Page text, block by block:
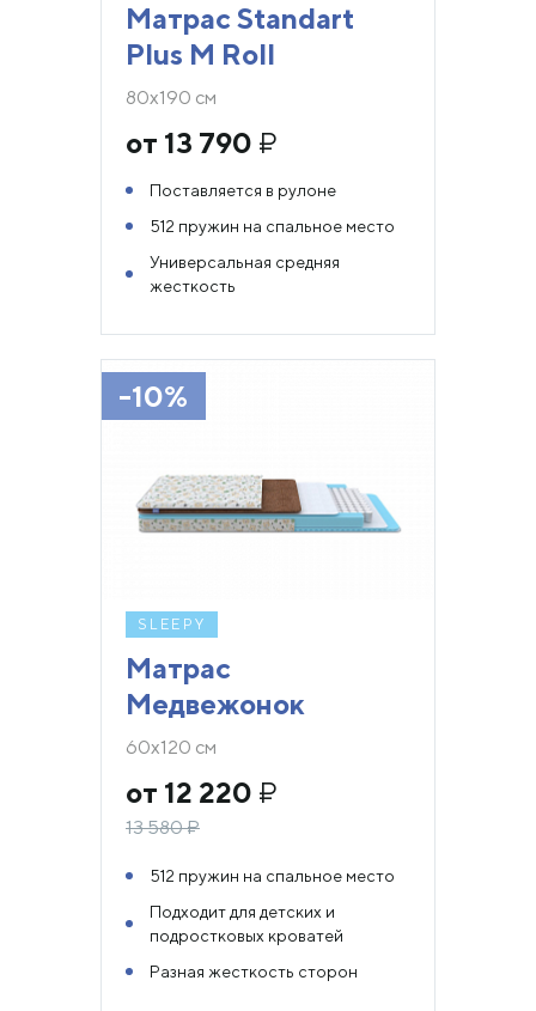
Матрас Standart
Plus M Roll
80х190 см
от 13 790 ₽
Поставляется в рулоне
512 пружин на спальное место
Универсальная средняя
жесткость
-10%
SLEEPY
Матрас
Медвежонок
60х120 см
от 12 220 ₽
13 580₽
512 пружин на спальное место
Подходит для детских и
подростковых кроватей
Разная жесткость сторон